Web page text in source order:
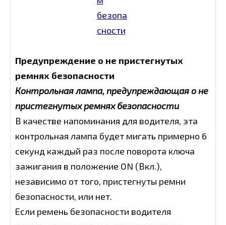
Предупреждение о не пристегнутых
ремнях безопасности
Контрольная лампа, предупреждающая о не
пристегнутых ремнях безопасности
В качестве напоминания для водителя, эта
контрольная лампа будет мигать примерно 6
секунд каждый раз после поворота ключа
зажигания в положение ON (Вкл.),
независимо от того, пристегнуты ремни
безопасности, или нет.
Если ремень безопасности водителя